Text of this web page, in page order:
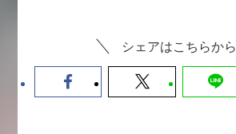
シェアはこちらから